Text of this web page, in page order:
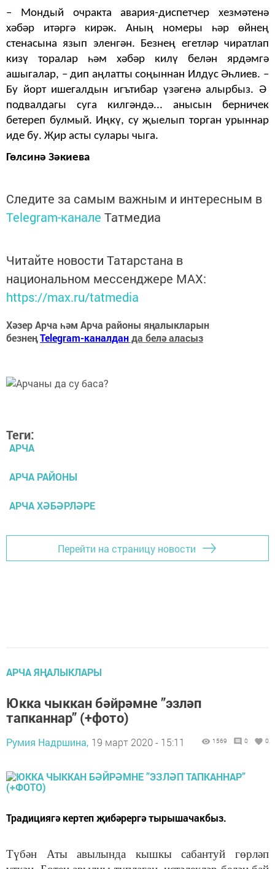
– Мондый очракта авария-диспетчер хезмәтенә
хәбәр итәргә кирәк. Аның номеры һәр өйнең
стенасына язып эленгән. Безнең егетләр чиратлап
кизү торалар һәм хәбәр килү белән ярдәмгә
ашыгалар, – дип аңлатты соңыннан Илдус Әһлиев. –
Бу йорт ишегалдын игътибар үзәгенә алырбыз. Ә
подвалдагы суга килгәндә... анысын берничек
бетереп булмый. Иңкү, су җыелып торган урыннар
иде бу. Җир асты сулары чыга.
Гөлсинә Зәкиева
Следите за самым важным и интересным в
Telegram-канале Татмедиа
Читайте новости Татарстана в
национальном мессенджере MАХ:
https://max.ru/tatmedia
Хәзер Арча һәм Арча районы яңалыкларын
безнеңTelegram-каналданда белә аласыз
Теги:
АРЧА
АРЧА РАЙОНЫ
АРЧА ХӘБӘРЛӘРЕ
Перейти на страницу новости
АРЧА ЯҢАЛЫКЛАРЫ
Юкка чыккан бәйрәмне ”эзләп
тапканнар” (+фото)
Румия Надршина, 19 март 2020 - 15:11 1569 0 0
Традициягә кертеп җибәрергә тырышачакбыз.
Түбән Аты авылында кышкы сабантуй гөрләп